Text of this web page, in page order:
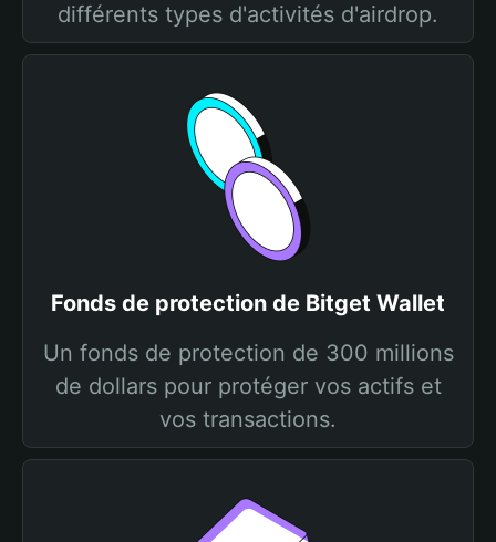
différents types d'activités d'airdrop.
Fonds de protection de Bitget Wallet
Un fonds de protection de 300 millions
de dollars pour protéger vos actifs et
vos transactions.